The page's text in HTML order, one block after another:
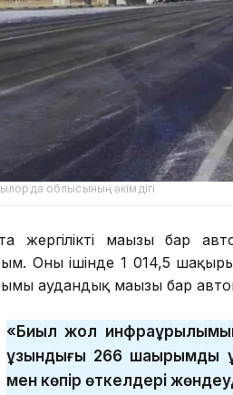
облысының әкімдігі
жергілікті маңызы бар
Оның ішінде 1 014,5
аудандық маңызы бар
«Биыл жол
ұзындығы 266 шақырымды
мен көпір өткелдері